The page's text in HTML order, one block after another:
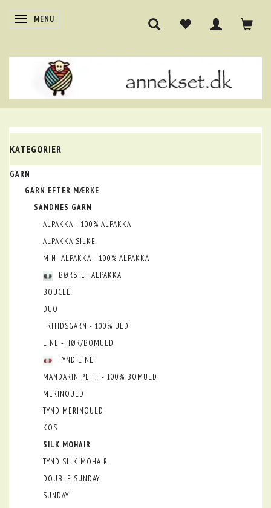
SKIFTE NAVIGATION
MENU
KATEGORIER
GARN
GARN EFTER MÆRKE
SANDNES GARN
ALPAKKA - 100% ALPAKKA
ALPAKKA SILKE
MINI ALPAKKA - 100% ALPAKKA
BØRSTET ALPAKKA
BOUCLÈ
DUO
FRITIDSGARN - 100% ULD
LINE - HØR/BOMULD
TYND LINE
MANDARIN PETIT - 100% BOMULD
MERINOULD
TYND MERINOULD
KOS
SILK MOHAIR
TYND SILK MOHAIR
DOUBLE SUNDAY
SUNDAY